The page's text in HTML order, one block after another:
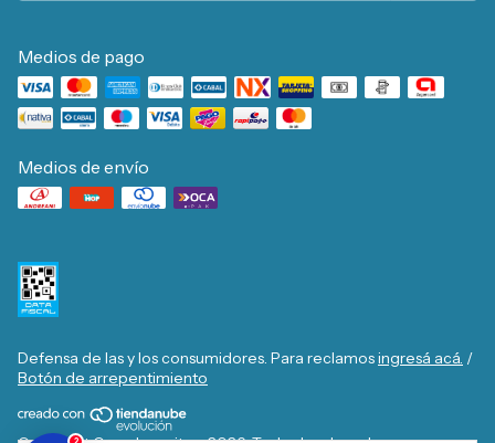
Medios de pago
Medios de envío
Defensa de las y los consumidores. Para reclamosingresá acá. /
Botón de arrepentimiento